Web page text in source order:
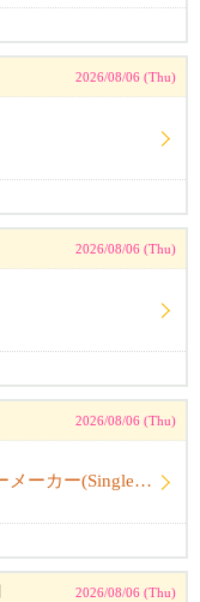
2026/08/06 (Thu)
2026/08/06 (Thu)
2026/08/06 (Thu)
キューリグ（Keurig) のコーヒーメーカー(Single Serve Coffee) Maker
2026/08/06 (Thu)